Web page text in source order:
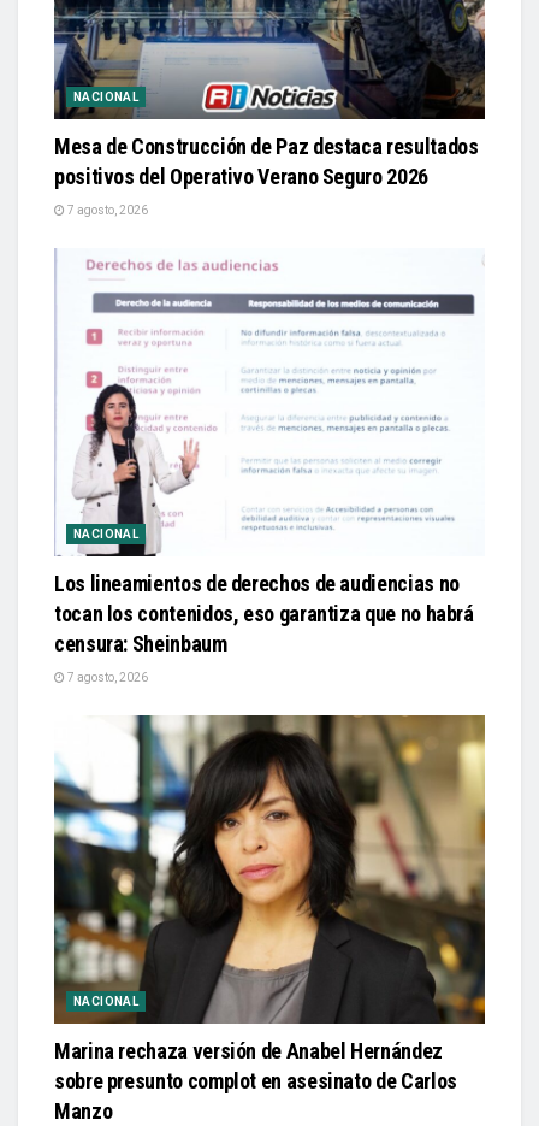
NACIONAL
Mesa de Construcción de Paz destaca resultados
positivos del Operativo Verano Seguro 2026
7 agosto, 2026
NACIONAL
Los lineamientos de derechos de audiencias no
tocan los contenidos, eso garantiza que no habrá
censura: Sheinbaum
7 agosto, 2026
NACIONAL
Marina rechaza versión de Anabel Hernández
sobre presunto complot en asesinato de Carlos
Manzo